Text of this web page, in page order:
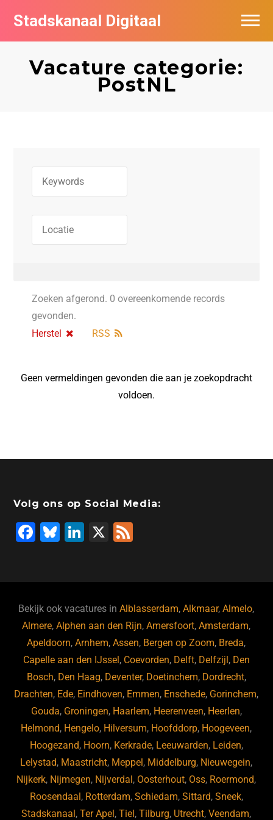
Stadskanaal Digitaal
Vacature categorie:
PostNL
Zoeken afgerond. 0 overeenkomende records
gevonden.
Herstel
RSS
Geen vermeldingen gevonden die aan je zoekopdracht
voldoen.
Volg ons op Social Media:
F
b
o
o
k
Bl
ky
Li
dI
n
X
Bekijk ook vacatures inAlblasserdam,Alkmaar,Almelo,
Almere,Alphen aan den Rijn,Amersfoort,Amsterdam,
Apeldoorn,Arnhem,Assen, Bergen op Zoom, Breda,
Capelle aan den IJssel , Coevorden, Delft, Delfzijl , Den
Bosch, Den Haag, Deventer, Doetinchem, Dordrecht,
Drachten, Ede, Eindhoven, Emmen, Enschede, Gorinchem,
Gouda, Groningen, Haarlem, Heerenveen, Heerlen,
Helmond, Hengelo, Hilversum, Hoofddorp, Hoogeveen,
Hoogezand, Hoorn, Kerkrade, Leeuwarden, Leiden,
Lelystad, Maastricht, Meppel , Middelburg, Nieuwegein,
Nijkerk, Nijmegen, Nijverdal , Oosterhout, Oss, Roermond,
Roosendaal , Rotterdam, Schiedam, Sittard, Sneek,
Stadskanaal ,Ter Apel ,Tiel ,Tilburg, Utrecht,Veendam,
Vacatures per bedrijf
De populairste vacatures in Stadskanaal